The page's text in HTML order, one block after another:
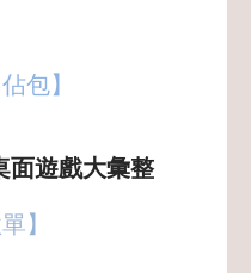
包】
面遊戲大彙整
】